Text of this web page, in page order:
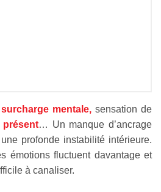
mentale, sensation de
… Un manque d’ancrage
profonde instabilité intérieure.
émotions fluctuent davantage et
à canaliser.